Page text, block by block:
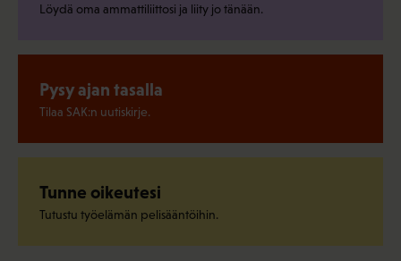
Löydä oma ammattiliittosi ja liity jo tänään.
Pysy ajan tasalla
Tilaa SAK:n uutiskirje.
Tunne oikeutesi
Tutustu työelämän pelisääntöihin.